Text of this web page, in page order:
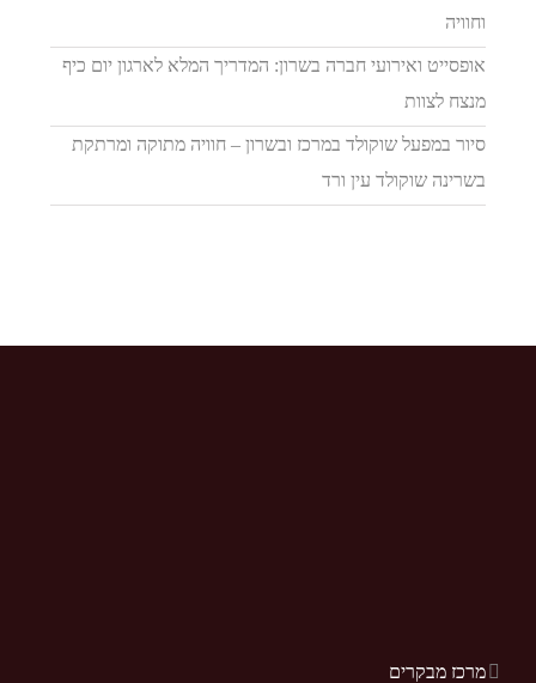
וחוויה
אופסייט ואירועי חברה בשרון: המדריך המלא לארגון יום כיף
מנצח לצוות
סיור במפעל שוקולד במרכז ובשרון – חוויה מתוקה ומרתקת
בשרינה שוקולד עין ורד
מרכז מבקרים